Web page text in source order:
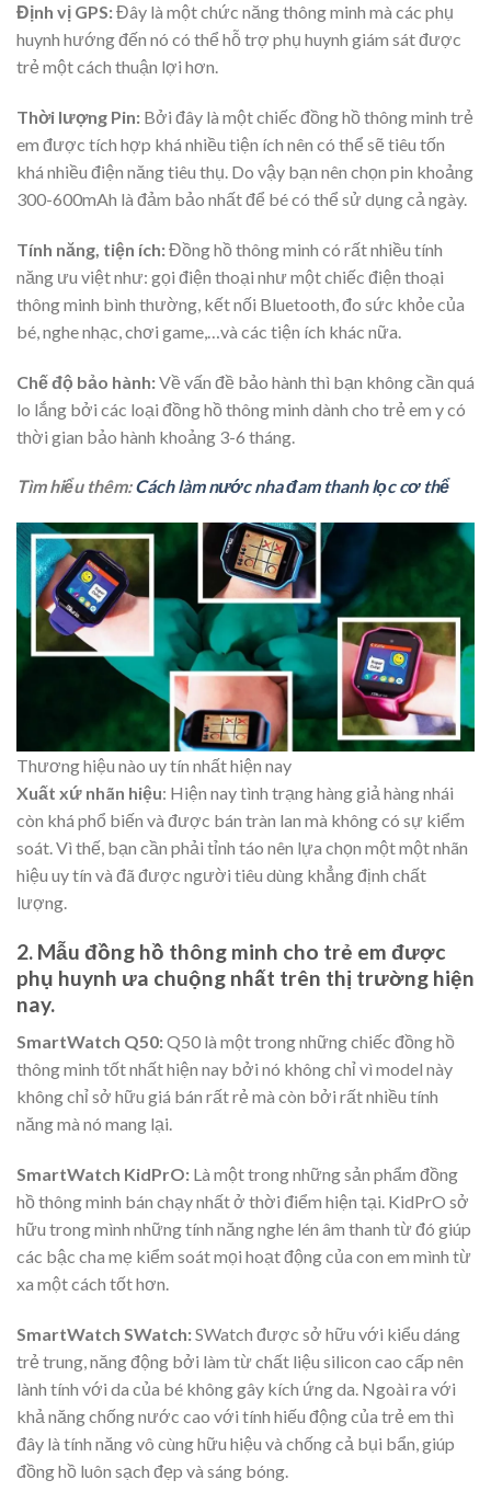
Định vị GPS:Đây là một chức năng thông minh mà các phụ
huynh hướng đến nó có thể hỗ trợ phụ huynh giám sát được
trẻ một cách thuận lợi hơn.
Thời lượng Pin: Bởi đây là một chiếc đồng hồ thông minh trẻ
em được tích hợp khá nhiều tiện ích nên có thể sẽ tiêu tốn
khá nhiều điện năng tiêu thụ. Do vậy bạn nên chọn pin khoảng
300-600mAh là đảm bảo nhất để bé có thể sử dụng cả ngày.
Tính năng, tiện ích:Đồng hồ thông minh có rất nhiều tính
năng ưu việt như: gọi điện thoại như một chiếc điện thoại
thông minh bình thường, kết nối Bluetooth, đo sức khỏe của
bé, nghe nhạc, chơi game,…và các tiện ích khác nữa.
Chế độ bảo hành:Về vấn đề bảo hành thì bạn không cần quá
lo lắng bởi các loại đồng hồ thông minh dành cho trẻ em y có
thời gian bảo hành khoảng 3-6 tháng.
Tìm hiểu thêm:Cách làm nước nha đam thanh lọc cơ thể
Thương hiệu nào uy tín nhất hiện nay
Xuất xứ nhãn hiệu: Hiện nay tình trạng hàng giả hàng nhái
còn khá phổ biến và được bán tràn lan mà không có sự kiểm
soát. Vì thế, bạn cần phải tỉnh táo nên lựa chọn một một nhãn
hiệu uy tín và đã được người tiêu dùng khẳng định chất
lượng.
2. Mẫu đồng hồ thông minh cho trẻ em được
phụ huynh ưa chuộng nhất trên thị trường hiện
nay.
SmartWatch Q50:Q50 là một trong những chiếc đồng hồ
thông minh tốt nhất hiện nay bởi nó không chỉ vì model này
không chỉ sở hữu giá bán rất rẻ mà còn bởi rất nhiều tính
năng mà nó mang lại.
SmartWatch KidPrO: Là một trong những sản phẩm đồng
hồ thông minh bán chạy nhất ở thời điểm hiện tại. KidPrO sở
hữu trong mình những tính năng nghe lén âm thanh từ đó giúp
các bậc cha mẹ kiểm soát mọi hoạt động của con em mình từ
xa một cách tốt hơn.
SmartWatch SWatch:SWatch được sở hữu với kiểu dáng
trẻ trung, năng động bởi làm từ chất liệu silicon cao cấp nên
lành tính với da của bé không gây kích ứng da. Ngoài ra với
khả năng chống nước cao với tính hiếu động của trẻ em thì
đây là tính năng vô cùng hữu hiệu và chống cả bụi bẩn, giúp
đồng hồ luôn sạch đẹp và sáng bóng.